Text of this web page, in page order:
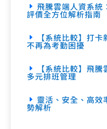
飛騰雲端人資系統
評價全方位解析指南
【系統比較】打
不再為考勤困擾
【系統比較】飛
多元排班管理
靈活、安全、高效
勢解析